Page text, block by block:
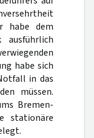
habe dem
ausführlich
habe sich
in das
müssen.
Bremen-
stationäre